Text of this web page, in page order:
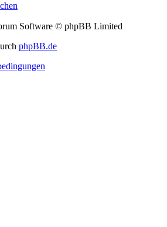
Software © phpBB Limited
phpBB.de